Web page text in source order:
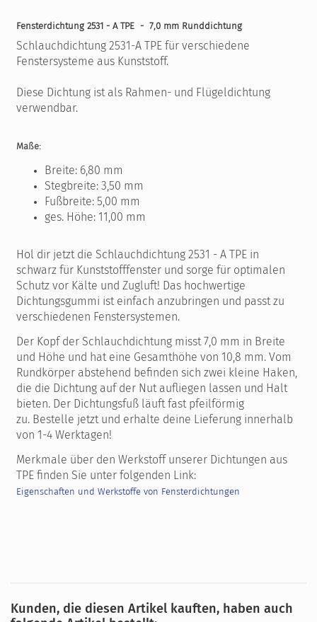
Fensterdichtung 2531 - A TPE - 7,0 mm Runddichtung
Schlauchdichtung 2531-A TPE für verschiedene
Fenstersysteme aus Kunststoff.
Diese Dichtung ist als Rahmen- und Flügeldichtung
verwendbar.
Maße:
Breite: 6,80 mm
Stegbreite: 3,50 mm
Fußbreite: 5,00 mm
ges. Höhe: 11,00 mm
Hol dir jetzt die Schlauchdichtung 2531 - A TPE in
schwarz für Kunststofffenster und sorge für optimalen
Schutz vor Kälte und Zugluft! Das hochwertige
Dichtungsgummi ist einfach anzubringen und passt zu
verschiedenen Fenstersystemen.
Der Kopf der Schlauchdichtung misst 7,0 mm in Breite
und Höhe und hat eine Gesamthöhe von 10,8 mm. Vom
Rundkörper abstehend befinden sich zwei kleine Haken,
die die Dichtung auf der Nut aufliegen lassen und Halt
bieten. Der Dichtungsfuß läuft fast pfeilförmig
zu. Bestelle jetzt und erhalte deine Lieferung innerhalb
von 1-4 Werktagen!
Merkmale über den Werkstoff unserer Dichtungen aus
TPE finden Sie unter folgenden Link:
Eigenschaften und Werkstoffe von Fensterdichtungen
Kunden, die diesen Artikel kauften, haben auch